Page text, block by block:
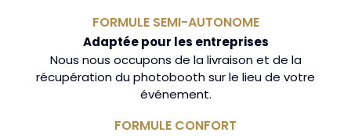
FORMULE SEMI-AUTONOME
Adaptée pour les entreprises
Nous nous occupons de la livraison et de la
récupération du photobooth sur le lieu de votre
événement.
FORMULE CONFORT